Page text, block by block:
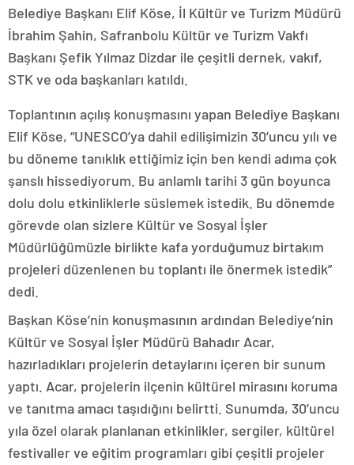
Belediye Başkanı Elif Köse, İl Kültür ve Turizm Müdürü
İbrahim Şahin, Safranbolu Kültür ve Turizm Vakfı
Başkanı Şefik Yılmaz Dizdar ile çeşitli dernek, vakıf,
STK ve oda başkanları katıldı.
Toplantının açılış konuşmasını yapan Belediye Başkanı
Elif Köse, “UNESCO’ya dahil edilişimizin 30’uncu yılı ve
bu döneme tanıklık ettiğimiz için ben kendi adıma çok
şanslı hissediyorum. Bu anlamlı tarihi 3 gün boyunca
dolu dolu etkinliklerle süslemek istedik. Bu dönemde
görevde olan sizlere Kültür ve Sosyal İşler
Müdürlüğümüzle birlikte kafa yorduğumuz birtakım
projeleri düzenlenen bu toplantı ile önermek istedik”
dedi.
Başkan Köse’nin konuşmasının ardından Belediye’nin
Kültür ve Sosyal İşler Müdürü Bahadır Acar,
hazırladıkları projelerin detaylarını içeren bir sunum
yaptı. Acar, projelerin ilçenin kültürel mirasını koruma
ve tanıtma amacı taşıdığını belirtti. Sunumda, 30’uncu
yıla özel olarak planlanan etkinlikler, sergiler, kültürel
festivaller ve eğitim programları gibi çeşitli projeler